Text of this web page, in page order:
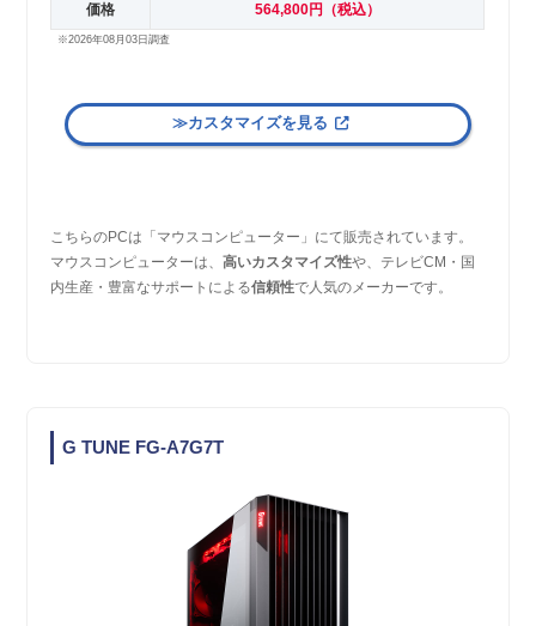
価格 564,800円（税込）
※2026年08月03日調査
≫カスタマイズを見る
こちらのPCは「マウスコンピューター」にて販売されています。
マウスコンピューターは、高いカスタマイズ性や、テレビCM・国
内生産・豊富なサポートによる信頼性で人気のメーカーです。
G TUNE FG-A7G7T